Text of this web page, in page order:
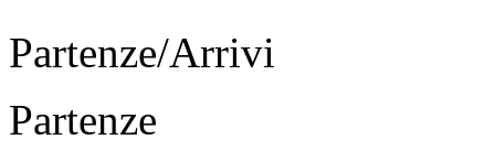
Partenze/Arrivi
Partenze